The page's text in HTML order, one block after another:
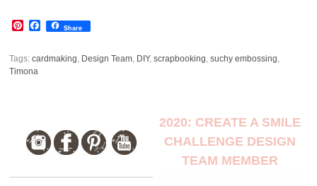
Pinterest
Facebook
Share
Tags:cardmaking, Design Team, DIY,scrapbooking,suchy embossing,
Timona
2020: CREATE A SMILE
CHALLENGE DESIGN
TEAM MEMBER